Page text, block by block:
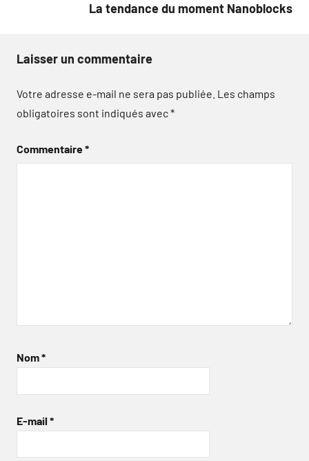
La tendance du moment Nanoblocks
Laisser un commentaire
Votre adresse e-mail ne sera pas publiée. Les champs
obligatoires sont indiqués avec*
Commentaire*
Nom*
E-mail *